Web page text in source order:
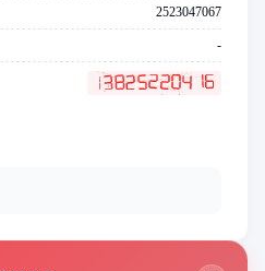
2523047067
-